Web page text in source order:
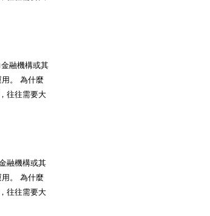
融機構或其
。 為什麼
往往需要大
融機構或其
。 為什麼
往往需要大